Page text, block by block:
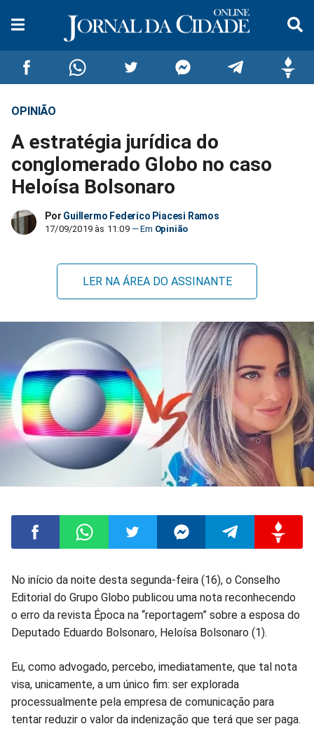
Compartilhar
no
Facebook
Compartilhar
no
Whatsapp
no
Twitter
no
Messenger
OPINIÃO
A estratégia jurídica do
conglomerado Globo no caso
Heloísa Bolsonaro
Por Guillermo Federico Piacesi Ramos
17/09/2019 às 11:09 Opinião
LER NA ÁREA DO ASSINANTE
Compartilhar
no
Compartilhar
no
Compartilhar
no
Compartilhar
no
Compartilhar
no
no
No início da noite desta segunda-feira (16), o Conselho
Editorial do Grupo Globo publicou uma nota reconhecendo
o erro da revista Época na “reportagem” sobre a esposa do
Deputado Eduardo Bolsonaro, Heloísa Bolsonaro (1).
Eu, como advogado, percebo, imediatamente, que tal nota
visa, unicamente, a um único fim: ser explorada
processualmente pela empresa de comunicação para
tentar reduzir o valor da indenização que terá que ser paga.